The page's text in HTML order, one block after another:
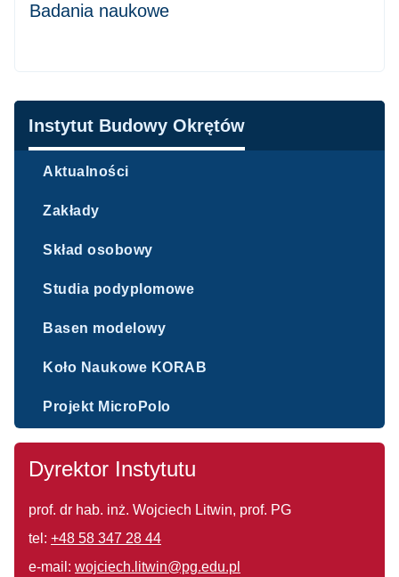
Badania naukowe
Nawigacja
Instytut Budowy Okrętów
Aktualności
Zakłady
Skład osobowy
Studia podyplomowe
Basen modelowy
Koło Naukowe KORAB
Projekt MicroPolo
Dyrektor Instytutu
prof. dr hab. inż. Wojciech Litwin, prof. PG
tel: +48 58 347 28 44
e-mail: wojciech.litwin@pg.edu.pl